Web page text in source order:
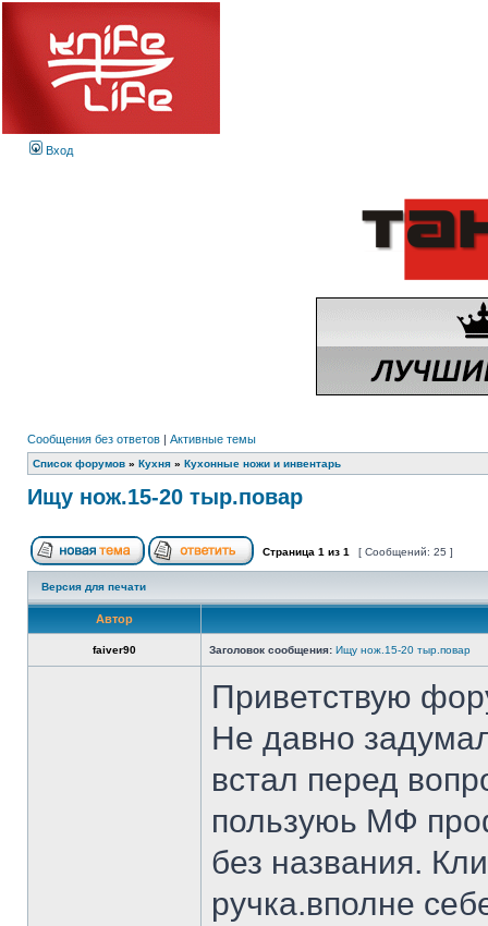
Вход
Сообщения без ответов | Активные темы
Список форумов » Кухня » Кухонные ножи и инвентарь
Ищу нож.15-20 тыр.повар
Страница 1 из 1 [ Сообщений: 25 ]
Версия для печати
Автор
faiver90 Заголовок сообщения: Ищу нож.15-20 тыр.повар
Приветствую
Не давно
встал перед
пользуюь МФ
без названия.
ручка.вполне